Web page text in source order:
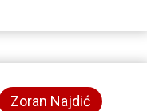
Zoran Najdić